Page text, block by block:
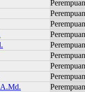
Perempuan
Perempuan
Perempuan
Perempuan
Perempuan
Perempuan
Perempuan
Perempuan
Perempuan